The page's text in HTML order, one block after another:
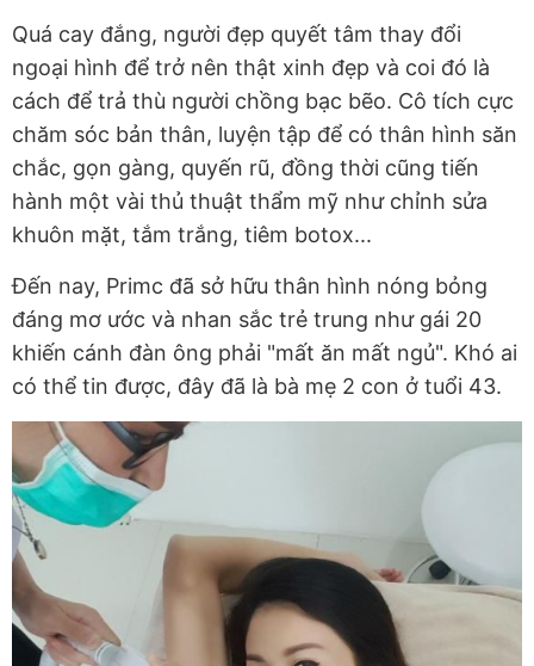
Quá cay đắng, người đẹp quyết tâm thay đổi
ngoại hình để trở nên thật xinh đẹp và coi đó là
cách để trả thù người chồng bạc bẽo. Cô tích cực
chăm sóc bản thân, luyện tập để có thân hình săn
chắc, gọn gàng, quyến rũ, đồng thời cũng tiến
hành một vài thủ thuật thẩm mỹ như chỉnh sửa
khuôn mặt, tắm trắng, tiêm botox...
Đến nay, Primc đã sở hữu thân hình nóng bỏng
đáng mơ ước và nhan sắc trẻ trung như gái 20
khiến cánh đàn ông phải "mất ăn mất ngủ". Khó ai
có thể tin được, đây đã là bà mẹ 2 con ở tuổi 43.